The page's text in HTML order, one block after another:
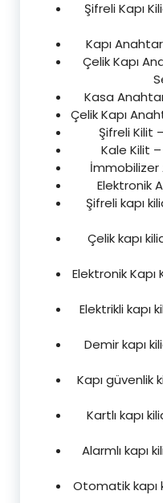
Şifreli Kapı
Kapı
Çelik Kapı
Kasa
Çelik Kapı
Şifreli Kilit
Kale Kilit
İmmobilizer
Elektronik
Şifreli kapı
Çelik kapı
Elektronik Kapı
Elektrikli kapı
Demir kapı
Kapı güvenlik
Kartlı kapı
Alarmlı kapı
Otomatik kapı